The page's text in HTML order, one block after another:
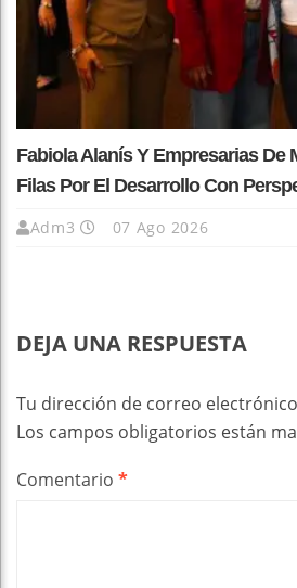
Fabiola Alanís Y Empresarias De
Filas Por El Desarrollo Con
Adm3 07 Ago 2026
DEJA UNA RESPUESTA
Tu dirección de correo
Los campos obligatorios están
Comentario *